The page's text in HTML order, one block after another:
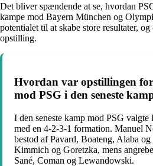
Det bliver spændende at se, hvordan
kampe mod Bayern München og
potentialet til at skabe store resultater,
opstilling.
Hvordan var opstillingen
mod PSG i den seneste
I den seneste kamp mod PSG
med en 4-2-3-1 formation. Manuel
bestod af Pavard, Boateng, Alaba
Kimmich og Goretzka, mens
Sané, Coman og Lewandowski.